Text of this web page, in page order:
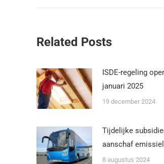
Related Posts
ISDE-regeling
januari 2025
19 december 2024
Tijdelijke
aanschaf
8 augustus 2024